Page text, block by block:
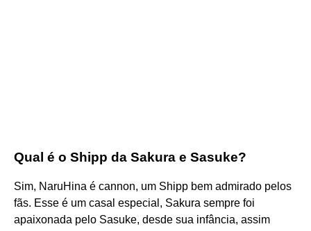
Qual é o Shipp da Sakura e Sasuke?
Sim, NaruHina é cannon, um Shipp bem admirado pelos
fãs. Esse é um casal especial, Sakura sempre foi
apaixonada pelo Sasuke, desde sua infância, assim